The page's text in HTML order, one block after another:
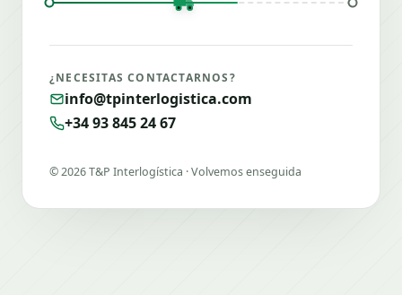
¿NECESITAS CONTACTARNOS?
info@tpinterlogistica.com
+34 93 845 24 67
©2026T&P Interlogística · Volvemos enseguida